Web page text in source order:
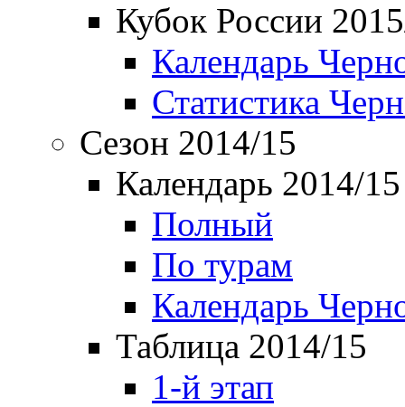
Кубок России
Календарь
Статистика
Сезон 2014/15
Календарь 2014/15
Полный
По турам
Календарь
Таблица 2014/15
1-й этап